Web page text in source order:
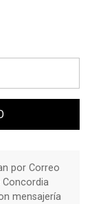
por Correo
mensajería